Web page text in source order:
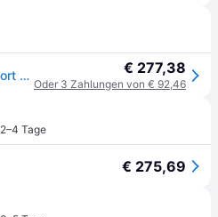
Goodyear Eagle F1 Supersport 255/45 R21 106Y Reifen € 277,38
Oder 3 Zahlungen von € 92,46
2–4 Tage
€ 275,69